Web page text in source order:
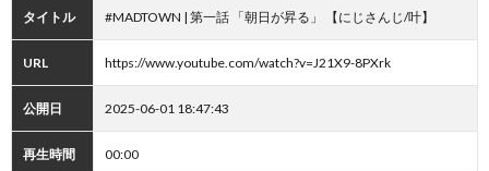
タイトル #MADTOWN | 第一話 「朝日が昇る」 【にじさんじ/叶】
URL https://www.youtube.com/watch?v=J21X9-8PXrk
公開日 2025-06-01 18:47:43
再生時間 00:00